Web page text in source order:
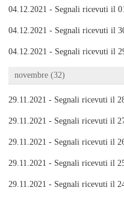
04.12.2021 - Segnali ricevuti il
04.12.2021 - Segnali ricevuti il
04.12.2021 - Segnali ricevuti il
novembre (32)
29.11.2021 - Segnali ricevuti il
29.11.2021 - Segnali ricevuti il
29.11.2021 - Segnali ricevuti il
29.11.2021 - Segnali ricevuti il
29.11.2021 - Segnali ricevuti il